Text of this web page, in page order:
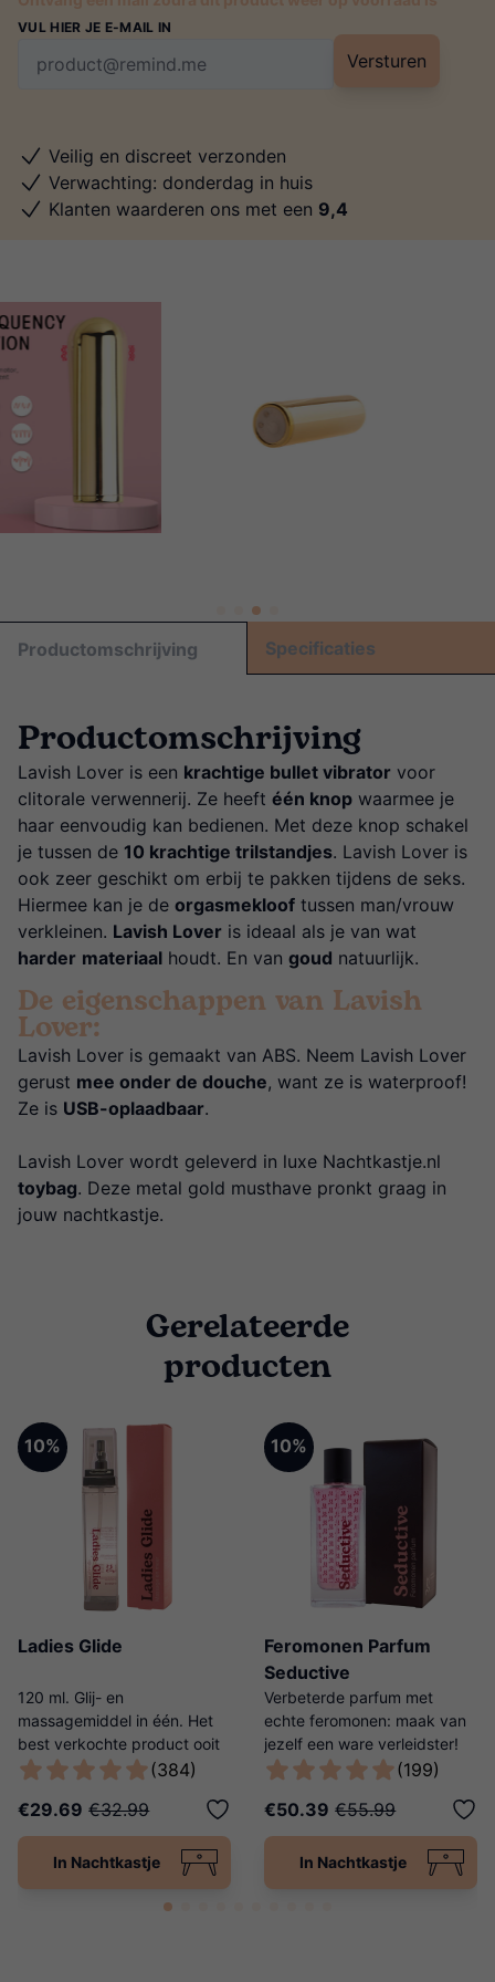
VUL HIER JE E-MAIL IN
Versturen
Veilig en discreet verzonden
Verwachting: donderdag in huis
Klanten waarderen ons met een 9,4
Productomschrijving Specificaties
Productomschrijving
Lavish Lover is een krachtige bullet vibrator voor
clitorale verwennerij. Ze heeft één knop waarmee je
haar eenvoudig kan bedienen. Met deze knop schakel
je tussen de 10 krachtige trilstandjes. Lavish Lover is
ook zeer geschikt om erbij te pakken tijdens de seks.
Hiermee kan je de orgasmekloof tussen man/vrouw
verkleinen. Lavish Lover is ideaal als je van wat
harder materiaal houdt. En van goud natuurlijk.
De eigenschappen van Lavish
Lover:
Lavish Lover is gemaakt van ABS. Neem Lavish Lover
gerust mee onder de douche, want ze is waterproof!
Ze is USB-oplaadbaar.
Lavish Lover wordt geleverd in luxe Nachtkastje.nl
toybag. Deze metal gold musthave pronkt graag in
jouw nachtkastje.
Gerelateerde
producten
10%
Ladies Glide
120 ml. Glij- en
massagemiddel in één. Het
best verkochte product ooit
van Ladies Night! (384)
€29.69 €32.99
In Nachtkastje
10%
Feromonen Parfum
Seductive
Verbeterde parfum met
echte feromonen: maak van
jezelf een ware verleidster!
(199)
€50.39 €55.99
In Nachtkastje